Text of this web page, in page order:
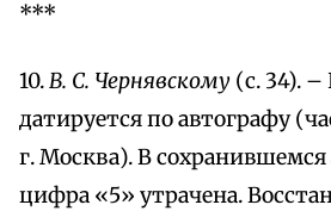
***
10.В. С. Чернявскому (с. 34). –
датируется по автографу
г. Москва). В сохранившемся
цифра «5» утрачена.